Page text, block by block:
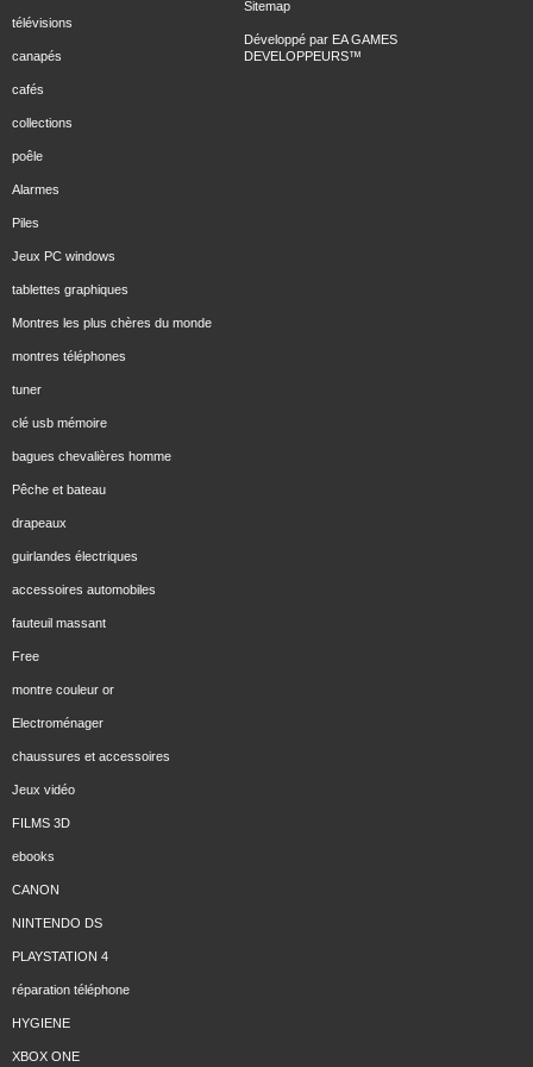
télévisions
canapés
cafés
collections
poêle
Alarmes
Piles
Jeux PC windows
tablettes graphiques
Montres les plus chères du monde
montres téléphones
tuner
clé usb mémoire
bagues chevalières homme
Pêche et bateau
drapeaux
guirlandes électriques
accessoires automobiles
fauteuil massant
Free
montre couleur or
Electroménager
chaussures et accessoires
Jeux vidéo
FILMS 3D
ebooks
CANON
NINTENDO DS
PLAYSTATION 4
réparation téléphone
HYGIENE
XBOX ONE
Sitemap
Développé par EA GAMES
DEVELOPPEURS™